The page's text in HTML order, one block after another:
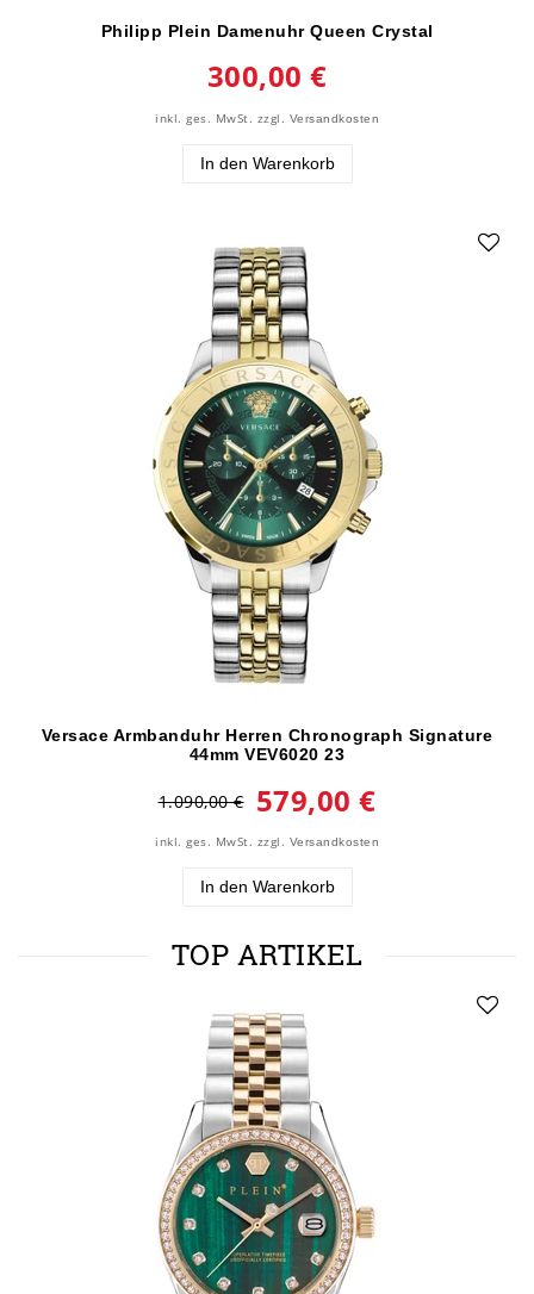
Philipp Plein Damenuhr Queen Crystal
300,00 €
inkl. ges. MwSt. zzgl. Versandkosten
In den Warenkorb
Versace Armbanduhr Herren Chronograph Signature
44mm VEV6020 23
1.090,00 € 579,00 €
inkl. ges. MwSt. zzgl. Versandkosten
In den Warenkorb
TOP ARTIKEL